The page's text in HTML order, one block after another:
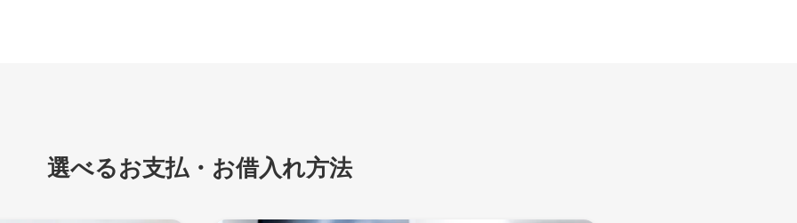
選べるお支払・お借入れ方法